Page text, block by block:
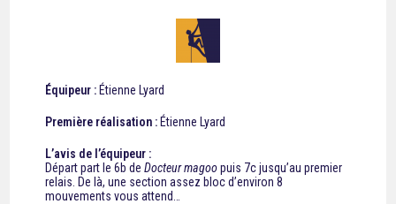
Équipeur : Étienne Lyard
Première réalisation : Étienne Lyard
L’avis de l’équipeur :
Départ part le 6b deDocteur magoopuis 7c jusqu’au premier
relais. De là, une section assez bloc d’environ 8
mouvements vous attend…